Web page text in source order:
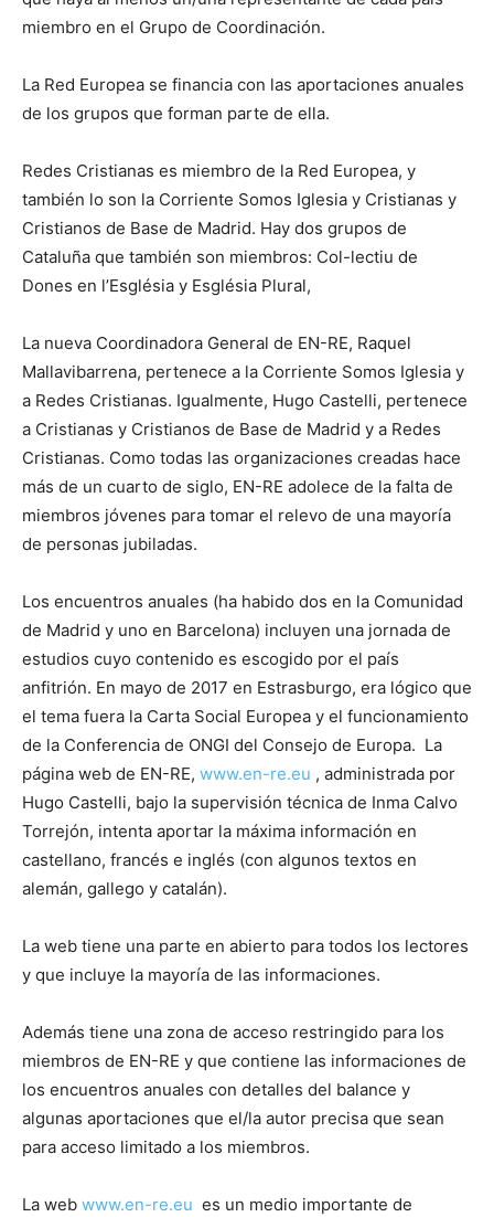
miembro en el Grupo de Coordinación.
La Red Europea se financia con las aportaciones anuales
de los grupos que forman parte de ella.
Redes Cristianas es miembro de la Red Europea, y
también lo son la Corriente Somos Iglesia y Cristianas y
Cristianos de Base de Madrid. Hay dos grupos de
Cataluña que también son miembros: Col-lectiu de
Dones en l’Església y Església Plural,
La nueva Coordinadora General de EN-RE, Raquel
Mallavibarrena, pertenece a la Corriente Somos Iglesia y
a Redes Cristianas. Igualmente, Hugo Castelli, pertenece
a Cristianas y Cristianos de Base de Madrid y a Redes
Cristianas. Como todas las organizaciones creadas hace
más de un cuarto de siglo, EN-RE adolece de la falta de
miembros jóvenes para tomar el relevo de una mayorí­a
de personas jubiladas.
Los encuentros anuales (ha habido dos en la Comunidad
de Madrid y uno en Barcelona) incluyen una jornada de
estudios cuyo contenido es escogido por el paí­s
anfitrión. En mayo de 2017 en Estrasburgo, era lógico que
el tema fuera la Carta Social Europea y el funcionamiento
de la Conferencia de ONGI del Consejo de Europa. La
página web de EN-RE, www.en-re.eu , administrada por
Hugo Castelli, bajo la supervisión técnica de Inma Calvo
Torrejón, intenta aportar la máxima información en
castellano, francés e inglés (con algunos textos en
alemán, gallego y catalán).
La web tiene una parte en abierto para todos los lectores
y que incluye la mayorí­a de las informaciones.
Además tiene una zona de acceso restringido para los
miembros de EN-RE y que contiene las informaciones de
los encuentros anuales con detalles del balance y
algunas aportaciones que el/la autor precisa que sean
para acceso limitado a los miembros.
La web www.en-re.eu es un medio importante de